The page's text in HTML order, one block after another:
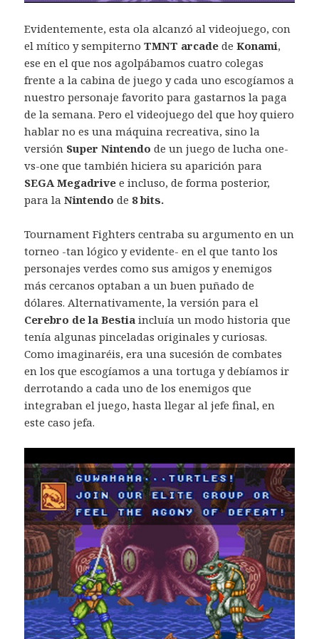
Evidentemente, esta ola alcanzó al videojuego, con
el mítico y sempiternoTMNT arcade deKonami,
ese en el que nos agolpábamos cuatro colegas
frente a la cabina de juego y cada uno escogíamos a
nuestro personaje favorito para gastarnos la paga
de la semana. Pero el videojuego del que hoy quiero
hablar no es una máquina recreativa, sino la
versión Super Nintendode un juego de lucha one-
vs-one que también hiciera su aparición para
SEGA Megadrivee incluso, de forma posterior,
para la Nintendode 8 bits.
Tournament Fighters centraba su argumento en un
torneo -tan lógico y evidente- en el que tanto los
personajes verdes como sus amigos y enemigos
más cercanos optaban a un buen puñado de
dólares. Alternativamente, la versión para el
Cerebro de la Bestia incluía un modo historia que
tenía algunas pinceladas originales y curiosas.
Como imaginaréis, era una sucesión de combates
en los que escogíamos a una tortuga y debíamos ir
derrotando a cada uno de los enemigos que
integraban el juego, hasta llegar al jefe final, en
este caso jefa.